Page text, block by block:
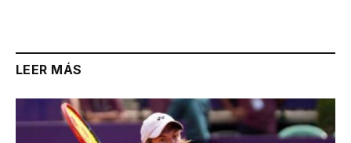
LEER MÁS